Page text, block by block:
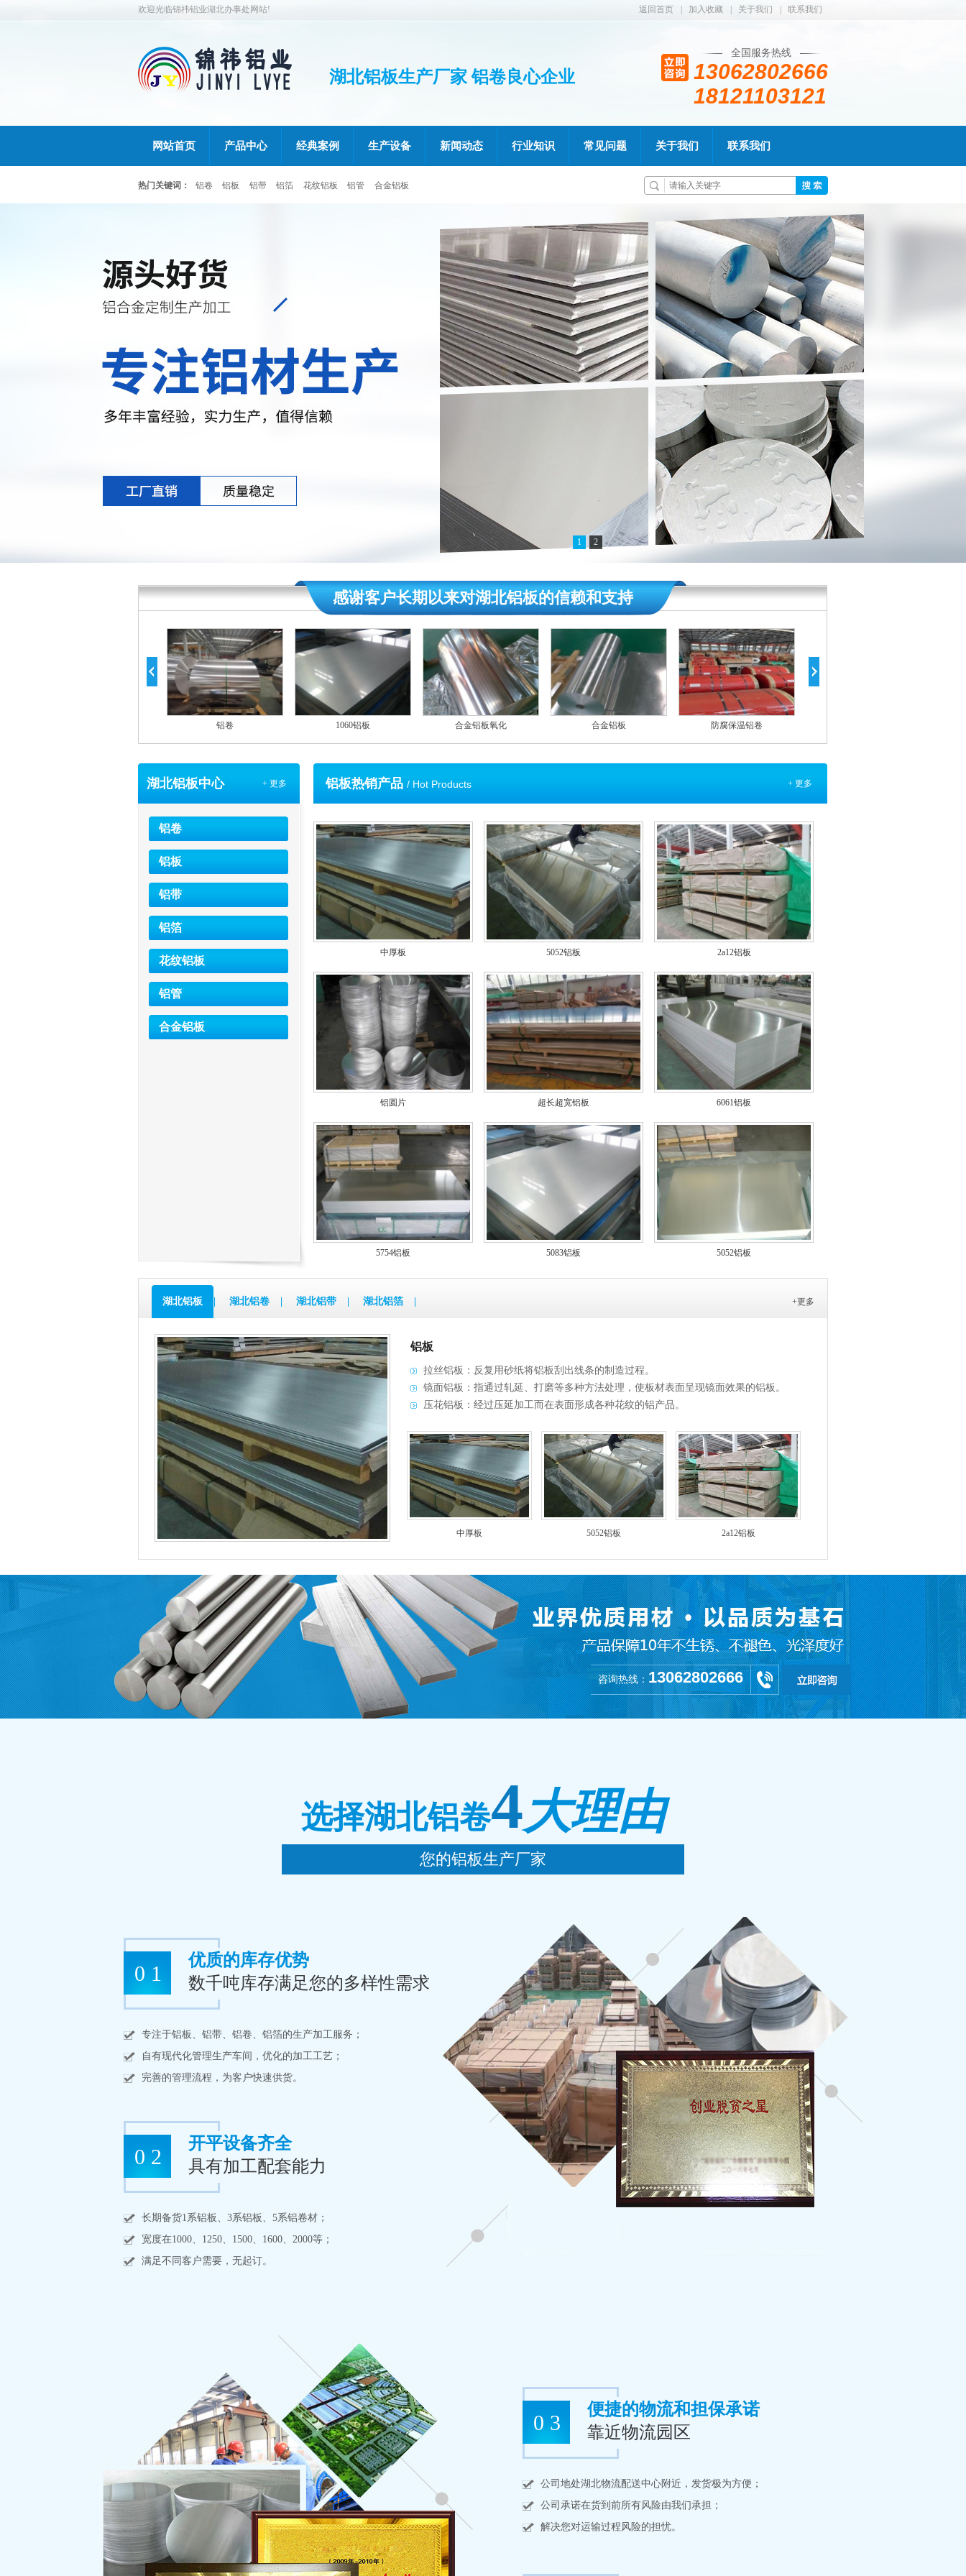
返回首页 加入收藏 关于我们 联系我们
欢迎光临锦祎铝业湖北办事处网站!
湖北铝板生产厂家 铝卷良心企业
全国服务热线
13062802666
18121103121
网站首页 产品中心 经典案例 生产设备 新闻动态 行业知识 常见问题 关于我们 联系我们
热门关键词： 铝卷 铝板 铝带 铝箔 花纹铝板 铝管 合金铝板
1 2
感谢客户长期以来对湖北铝板的信赖和支持
铝卷 1060铝板 合金铝板氧化 合金铝板 防腐保温铝卷
+ 更多
湖北铝板中心
铝卷
铝板
铝带
铝箔
花纹铝板
铝管
合金铝板
+ 更多
铝板热销产品 / Hot Products
中厚板 5052铝板 2a12铝板
铝圆片 超长超宽铝板 6061铝板
5754铝板 5083铝板 5052铝板
+更多
湖北铝板 湖北铝卷 湖北铝带 湖北铝箔
铝板
拉丝铝板：反复用砂纸将铝板刮出线条的制造过程。
镜面铝板：指通过轧延、打磨等多种方法处理，使板材表面呈现镜面效果的铝板。
压花铝板：经过压延加工而在表面形成各种花纹的铝产品。
中厚板 5052铝板 2a12铝板
咨询热线：13062802666
选择湖北铝卷4大理由
您的铝板生产厂家
0 1
优质的库存优势
数千吨库存满足您的多样性需求
专注于铝板、铝带、铝卷、铝箔的生产加工服务；
自有现代化管理生产车间，优化的加工工艺；
完善的管理流程，为客户快速供货。
0 2
开平设备齐全
具有加工配套能力
长期备货1系铝板、3系铝板、5系铝卷材；
宽度在1000、1250、1500、1600、2000等；
满足不同客户需要，无起订。
0 3
便捷的物流和担保承诺
靠近物流园区
公司地处湖北物流配送中心附近，发货极为方便；
公司承诺在货到前所有风险由我们承担；
解决您对运输过程风险的担忧。